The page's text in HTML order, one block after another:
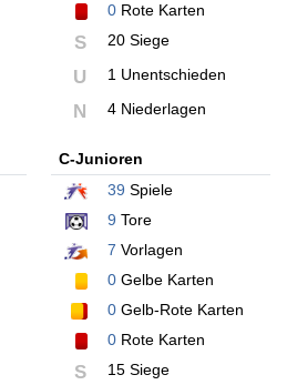
0Rote Karten
S 20 Siege
U 1 Unentschieden
N 4 Niederlagen
C-Junioren
39 Spiele
9 Tore
7 Vorlagen
0Gelbe Karten
0Gelb-Rote Karten
0Rote Karten
S 15 Siege